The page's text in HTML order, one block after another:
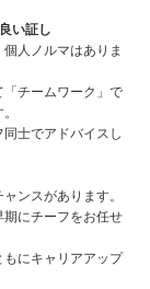
い証し
人ノルマはありま
チームワーク」で
士でアドバイスし
ンスがあります。
にチーフをお任せ
にキャリアアップ